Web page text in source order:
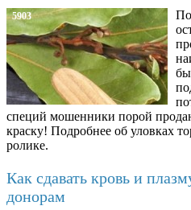
5903
бы
специй мошенники порой
краску! Подробнее об уловках
ролике.
Как сдавать кровь и
донорам